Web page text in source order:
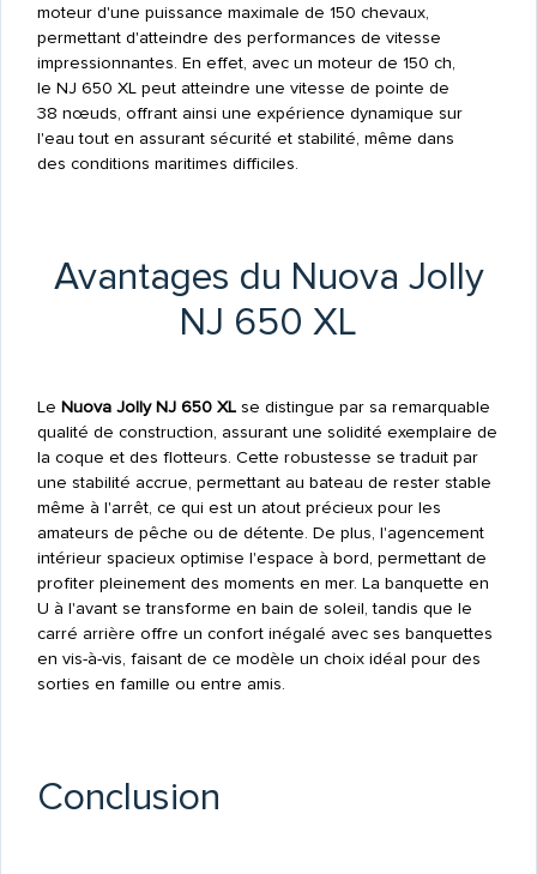
moteur d'une puissance maximale de 150 chevaux,
permettant d'atteindre des performances de vitesse
impressionnantes. En effet, avec un moteur de 150 ch,
le NJ 650 XL peut atteindre une vitesse de pointe de
38 nœuds, offrant ainsi une expérience dynamique sur
l'eau tout en assurant sécurité et stabilité, même dans
des conditions maritimes difficiles.
Avantages du Nuova Jolly
NJ 650 XL
Le Nuova Jolly NJ 650 XLse distingue par sa remarquable
qualité de construction, assurant une solidité exemplaire de
la coque et des flotteurs. Cette robustesse se traduit par
une stabilité accrue, permettant au bateau de rester stable
même à l'arrêt, ce qui est un atout précieux pour les
amateurs de pêche ou de détente. De plus, l'agencement
intérieur spacieux optimise l'espace à bord, permettant de
profiter pleinement des moments en mer. La banquette en
U à l'avant se transforme en bain de soleil, tandis que le
carré arrière offre un confort inégalé avec ses banquettes
en vis-à-vis, faisant de ce modèle un choix idéal pour des
sorties en famille ou entre amis.
Conclusion